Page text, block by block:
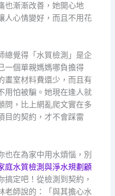
也漸漸改善，她開心地
人心情變好，而且不用花
總覺得「水質檢測」是企
一個單親媽媽哪負擔得
畫室材料費還少，而且有
用怕被騙。她現在逢人就
問，比上網亂爬文實在多
目的契約，才不會踩雷
也在為家中用水煩惱，別
庭水質檢測與淨水規劃顧
搞定吧！從檢測到契約，
老師說的：「與其擔心水